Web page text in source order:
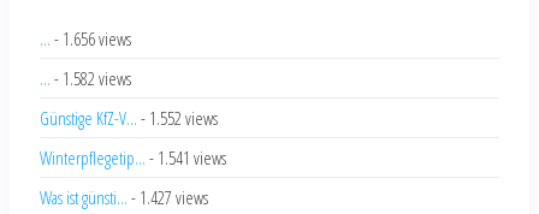
... - 1.656 views
... - 1.582 views
Günstige KfZ-V... - 1.552 views
Winterpflegetip... - 1.541 views
Was ist günsti... - 1.427 views